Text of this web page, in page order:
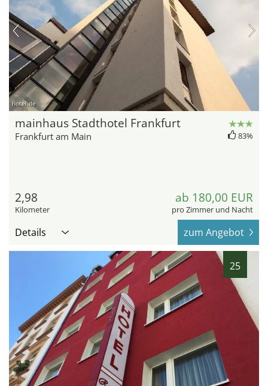
hotel.de
mainhaus Stadthotel Frankfurt
Frankfurt am Main 83%
2,98
Kilometer
ab 180,00 EUR
pro Zimmer und Nacht
Details zum Angebot
25